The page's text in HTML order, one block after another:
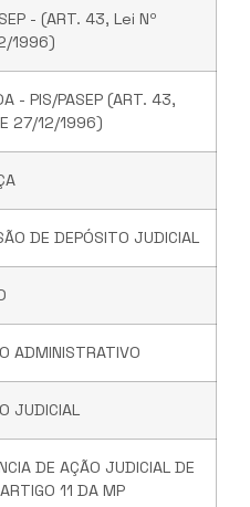
- (ART. 43, Lei Nº
1996)
- PIS/PASEP (ART. 43,
27/12/1996)
DE DEPÓSITO JUDICIAL
ADMINISTRATIVO
JUDICIAL
DE AÇÃO JUDICIAL DE
11 DA MP